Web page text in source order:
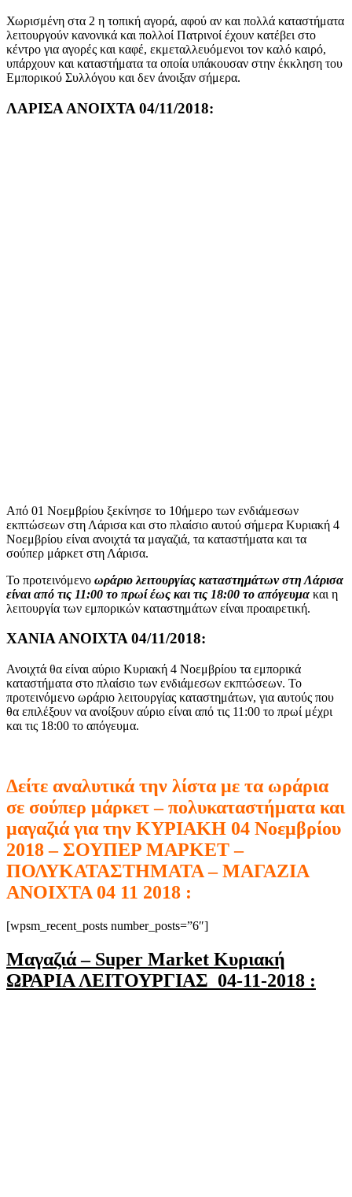
Χωρισμένη στα 2 η τοπική αγορά, αφού αν και πολλά καταστήματα
λειτουργούν κανονικά και πολλοί Πατρινοί έχουν κατέβει στο
κέντρο για αγορές και καφέ, εκμεταλλευόμενοι τον καλό καιρό,
υπάρχουν και καταστήματα τα οποία υπάκουσαν στην έκκληση του
Εμπορικού Συλλόγου και δεν άνοιξαν σήμερα.
ΛΑΡΙΣΑ ΑΝΟΙΧΤΑ 04/11/2018:
Από 01 Νοεμβρίου ξεκίνησε το 10ήμερο των ενδιάμεσων
εκπτώσεων στη Λάρισα και στο πλαίσιο αυτού σήμερα Κυριακή 4
Νοεμβρίου είναι ανοιχτά τα μαγαζιά, τα καταστήματα και τα
σούπερ μάρκετ στη Λάρισα.
Το προτεινόμενο ωράριο λειτουργίας καταστημάτων στη Λάρισα
είναι από τις 11:00 το πρωί έως και τις 18:00 το απόγευμα και η
λειτουργία των εμπορικών καταστημάτων είναι προαιρετική.
ΧΑΝΙΑ ΑΝΟΙΧΤΑ 04/11/2018:
Ανοιχτά θα είναι αύριο Κυριακή 4 Νοεμβρίου τα εμπορικά
καταστήματα στο πλαίσιο των ενδιάμεσων εκπτώσεων. Το
προτεινόμενο ωράριο λειτουργίας καταστημάτων, για αυτούς που
θα επιλέξουν να ανοίξουν αύριο είναι από τις 11:00 το πρωί μέχρι
και τις 18:00 το απόγευμα.
Δείτε αναλυτικά την λίστα με τα ωράρια
σε σούπερ μάρκετ – πολυκαταστήματα και
μαγαζιά για την ΚΥΡΙΑΚΗ 04 Νοεμβρίου
2018 – ΣΟΥΠΕΡ ΜΑΡΚΕΤ –
ΠΟΛΥΚΑΤΑΣΤΗΜΑΤΑ – ΜΑΓΑΖΙΑ
ΑΝΟΙΧΤΑ 04 11 2018 :
[wpsm_recent_posts number_posts=”6″]
Μαγαζιά – Super Market Κυριακή
ΩΡΑΡΙΑ ΛΕΙΤΟΥΡΓΙΑΣ 04-11-2018 :